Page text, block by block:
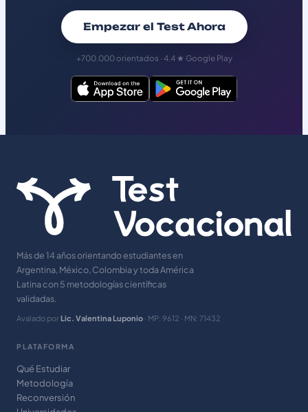
Empezar el Test Ahora
+700.000 orientados · 4.4 ★ Google Play
Más de 14 años orientando estudiantes en
Argentina, México, Colombia y toda América
Latina con 5 metodologías científicas
validadas.
Avalado por Lic. Valentina Luponio · MP: 9612 · MN: 71432
PLATAFORMA
Qué Estudiar
Metodología
Reconversión